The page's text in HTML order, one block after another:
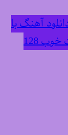
آهنگ با
128